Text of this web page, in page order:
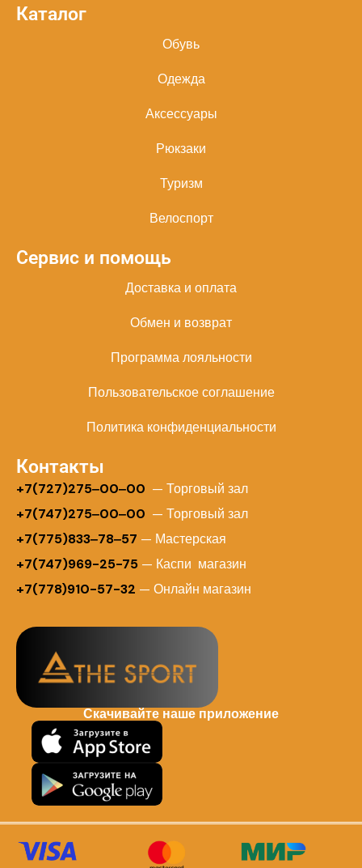
Каталог
Обувь
Одежда
Аксессуары
Рюкзаки
Туризм
Велоспорт
Сервис и помощь
Доставка и оплата
Обмен и возврат
Программа лояльности
Пользовательское соглашение
Политика конфиденциальности
Контакты
+7(727)275‒00‒00 — Торговый зал
+7(747)275‒00‒00 — Торговый зал
+7(775)833‒78‒57 — Мастерская
+7(747)969-25-75 — Каспи магазин
+7(778)910-57-32 — Онлайн магазин
Скачивайте наше приложение